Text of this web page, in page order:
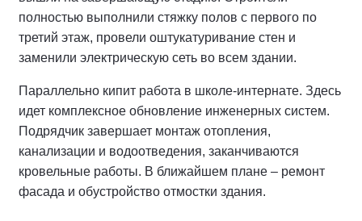
полностью выполнили стяжку полов с первого по
третий этаж, провели оштукатуривание стен и
заменили электрическую сеть во всем здании.
Параллельно кипит работа в школе-интернате. Здесь
идет комплексное обновление инженерных систем.
Подрядчик завершает монтаж отопления,
канализации и водоотведения, заканчиваются
кровельные работы. В ближайшем плане – ремонт
фасада и обустройство отмостки здания.